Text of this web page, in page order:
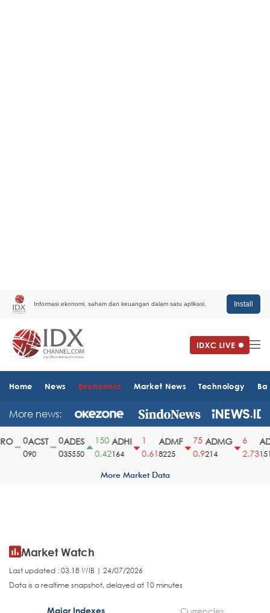
Informasi ekonomi, saham dan keuangan dalam satu aplikasi. Install
Home News Economics Market News Technology
More news:
ACST
90
ADES
35550
150
0.42
ADHI
164
0.61
ADMF
8225
75
0.9
ADMG
214
2.731510
More Market Data
Market Watch
Last updated : 03.18 WIB | 24/07/2026
Data is a realtime snapshot, delayed at 10 minutes
Major Indexes